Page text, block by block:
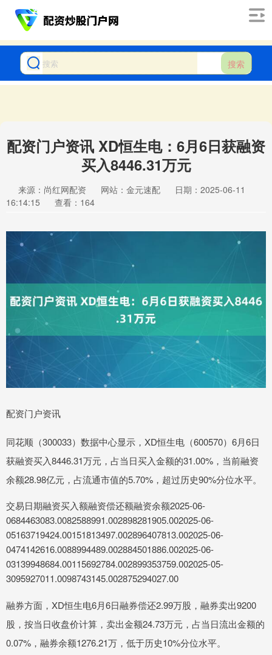
搜索
配资门户资讯 XD恒生电：6月6日获融资
买入8446.31万元
来源：尚红网配资 网站：金元速配
日期：2025-06-11
16:14:15
查看：164
配资门户资讯
同花顺（300033）数据中心显示，XD恒生电（600570）6月6日
获融资买入8446.31万元，占当日买入金额的31.00%，当前融资
余额28.98亿元，占流通市值的5.70%，超过历史90%分位水平。
交易日期融资买入额融资偿还额融资余额2025-06-
0684463083.0082588991.002898281905.002025-06-
05163719424.00151813497.002896407813.002025-06-
0474142616.0088994489.002884501886.002025-06-
03139948684.00115692784.002899353759.002025-05-
3095927011.0098743145.002875294027.00
融券方面，XD恒生电6月6日融券偿还2.99万股，融券卖出9200
股，按当日收盘价计算，卖出金额24.73万元，占当日流出金额的
0.07%，融券余额1276.21万，低于历史10%分位水平。